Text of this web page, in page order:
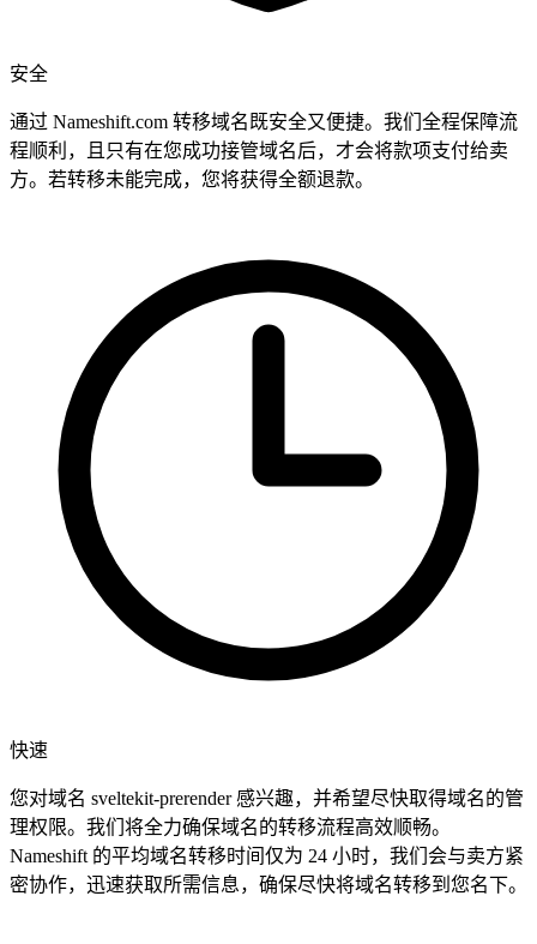
安全
通过 Nameshift.com 转移域名既安全又便捷。我们全程保障流
程顺利，且只有在您成功接管域名后，才会将款项支付给卖
方。若转移未能完成，您将获得全额退款。
快速
您对域名 sveltekit-prerender 感兴趣，并希望尽快取得域名的管
理权限。我们将全力确保域名的转移流程高效顺畅。
Nameshift 的平均域名转移时间仅为 24 小时，我们会与卖方紧
密协作，迅速获取所需信息，确保尽快将域名转移到您名下。